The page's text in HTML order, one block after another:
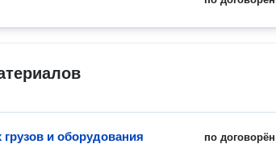
по
и оборудования